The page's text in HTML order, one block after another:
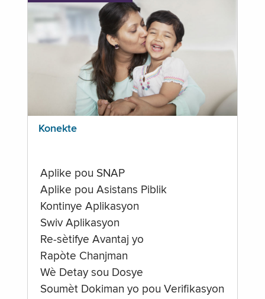
Konekte
Aplike pou SNAP
Aplike pou Asistans Piblik
Kontinye Aplikasyon
Swiv Aplikasyon
Re-sètifye Avantaj yo
Rapòte Chanjman
Wè Detay sou Dosye
Soumèt Dokiman yo pou Verifikasyon